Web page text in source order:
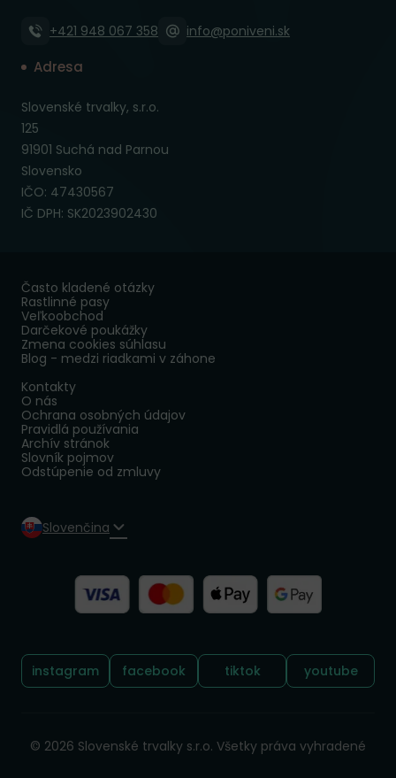
+421 948 067 358 info@poniveni.sk
Adresa
Slovenské trvalky, s.r.o.
125
91901 Suchá nad Parnou
Slovensko
IČO: 47430567
IČ DPH: SK2023902430
Často kladené otázky
Rastlinné pasy
Veľkoobchod
Darčekové poukážky
Zmena cookies súhlasu
Blog - medzi riadkami v záhone
Kontakty
O nás
Ochrana osobných údajov
Pravidlá používania
Archív stránok
Slovník pojmov
Odstúpenie od zmluvy
Slovenčina
Sledujte nás:
instagram facebook tiktok youtube
© 2026 Slovenské trvalky s.r.o. Všetky práva vyhradené